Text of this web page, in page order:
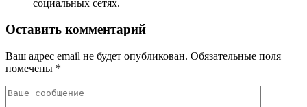
социальных сетях.
Оставить комментарий
Ваш адрес email не будет опубликован. Обязательные поля
помечены *